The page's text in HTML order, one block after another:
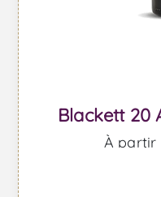
Blackett 20
À partir